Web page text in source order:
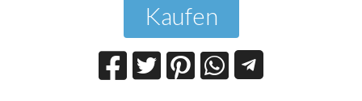
Kaufen